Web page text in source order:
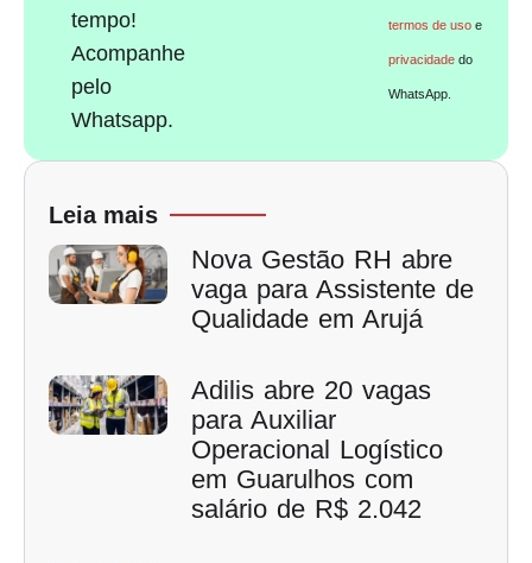
tempo!
Acompanhe
pelo
Whatsapp.
termos de uso e
privacidade do
WhatsApp.
Leia mais
Nova Gestão RH abre
vaga para Assistente de
Qualidade em Arujá
Adilis abre 20 vagas
para Auxiliar
Operacional Logístico
em Guarulhos com
salário de R$ 2.042